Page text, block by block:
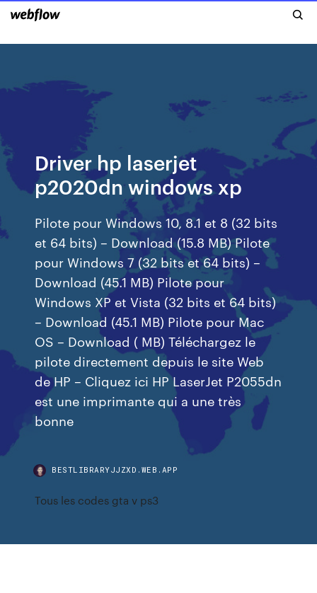
Driver hp laserjet
p2020dn windows xp
Pilote pour Windows 10, 8.1 et 8 (32 bits
et 64 bits) – Download (15.8 MB) Pilote
pour Windows 7 (32 bits et 64 bits) –
Download (45.1 MB) Pilote pour
Windows XP et Vista (32 bits et 64 bits)
– Download (45.1 MB) Pilote pour Mac
OS – Download ( MB) Téléchargez le
pilote directement depuis le site Web
de HP – Cliquez ici HP LaserJet P2055dn
est une imprimante qui a une très
bonne
BESTLIBRARYJJZXD.WEB.APP
Tous les codes gta v ps3